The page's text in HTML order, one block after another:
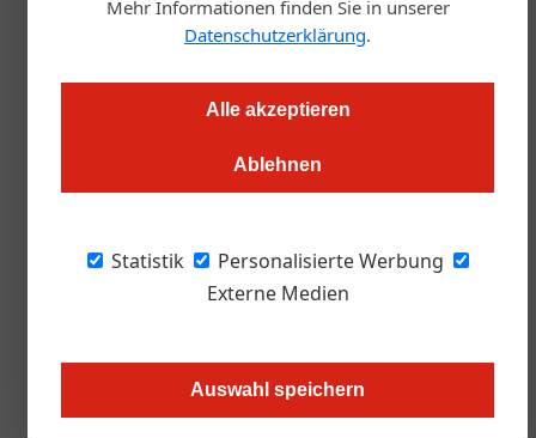
Mehr Informationen finden Sie in unserer
Datenschutzerklärung.
Alle akzeptieren
Ablehnen
Statistik
Personalisierte Werbung
Externe Medien
Auswahl speichern
Dieter Mayr-Hassler 06.02.2023, 09:08 Uhr
Der Osttiroler Thomas Winkler zog die Übernahme des
Managementkarriere bei L’Oreal vor. Nun betreibt er zwei
Hotels in Lienz und setzt Akzente im heimischen Tourismus
Lienz statt Paris und Frühstücks­ei statt
Parfum, dafür hat sich Thomas Winkler
Hotel- und Tourismusbranche hat entgegen
vieler Unkenrufe weiterhin ihren Reiz für den